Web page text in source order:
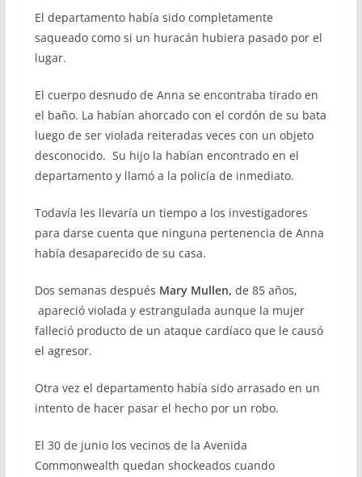
El departamento había sido completamente
saqueado como si un huracán hubiera pasado por el
lugar.
El cuerpo desnudo de Anna se encontraba tirado en
el baño. La habían ahorcado con el cordón de su bata
luego de ser violada reiteradas veces con un objeto
desconocido. Su hijo la habían encontrado en el
departamento y llamó a la policía de inmediato.
Todavía les llevaría un tiempo a los investigadores
para darse cuenta que ninguna pertenencia de Anna
había desaparecido de su casa.
Dos semanas después Mary Mullen, de 85 años,
apareció violada y estrangulada aunque la mujer
falleció producto de un ataque cardíaco que le causó
el agresor.
Otra vez el departamento había sido arrasado en un
intento de hacer pasar el hecho por un robo.
El 30 de junio los vecinos de la Avenida
Commonwealth quedan shockeados cuando